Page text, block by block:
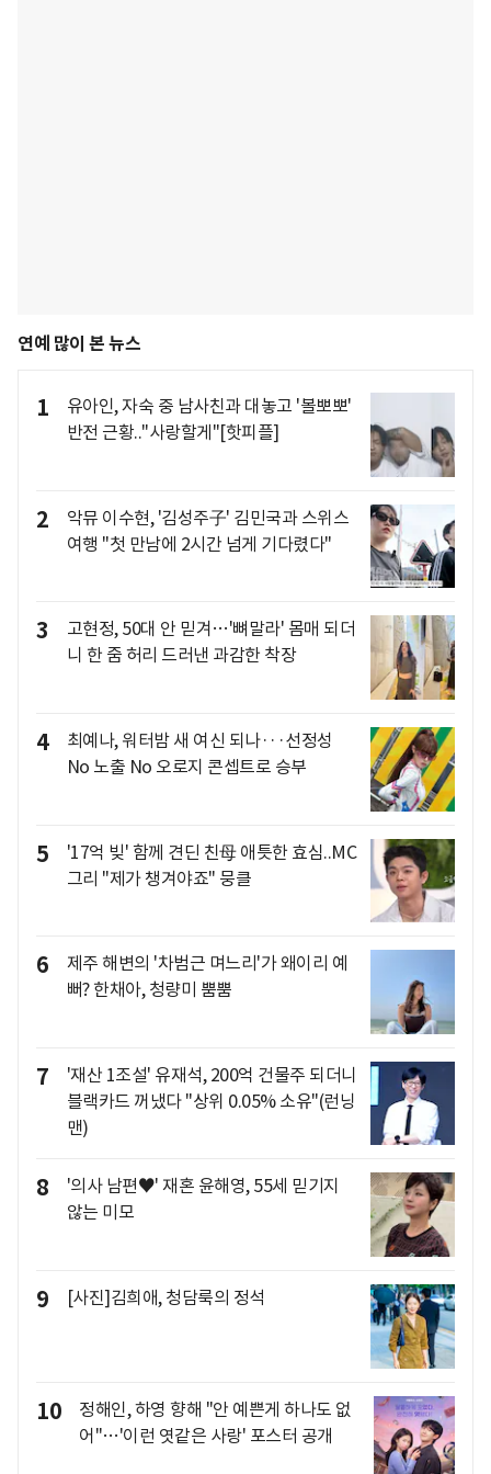
연예 많이 본 뉴스
1
유아인, 자숙 중 남사친과 대놓고 '볼뽀뽀'
반전 근황.."사랑할게"[핫피플]
2
악뮤 이수현, '김성주子' 김민국과 스위스
여행 "첫 만남에 2시간 넘게 기다렸다"
3
고현정, 50대 안 믿겨…'뼈말라' 몸매 되더
니 한 줌 허리 드러낸 과감한 착장
4
최예나, 워터밤 새 여신 되나···선정성
No 노출 No 오로지 콘셉트로 승부
5
'17억 빚' 함께 견딘 친母 애틋한 효심..MC
그리 "제가 챙겨야죠" 뭉클
6
제주 해변의 '차범근 며느리'가 왜이리 예
뻐? 한채아, 청량미 뿜뿜
7
'재산 1조설' 유재석, 200억 건물주 되더니
블랙카드 꺼냈다 "상위 0.05% 소유"(런닝
맨)
8
'의사 남편♥' 재혼 윤해영, 55세 믿기지
않는 미모
9 [사진]김희애, 청담룩의 정석
10
정해인, 하영 향해 "안 예쁜게 하나도 없
어"…'이런 엿같은 사랑' 포스터 공개